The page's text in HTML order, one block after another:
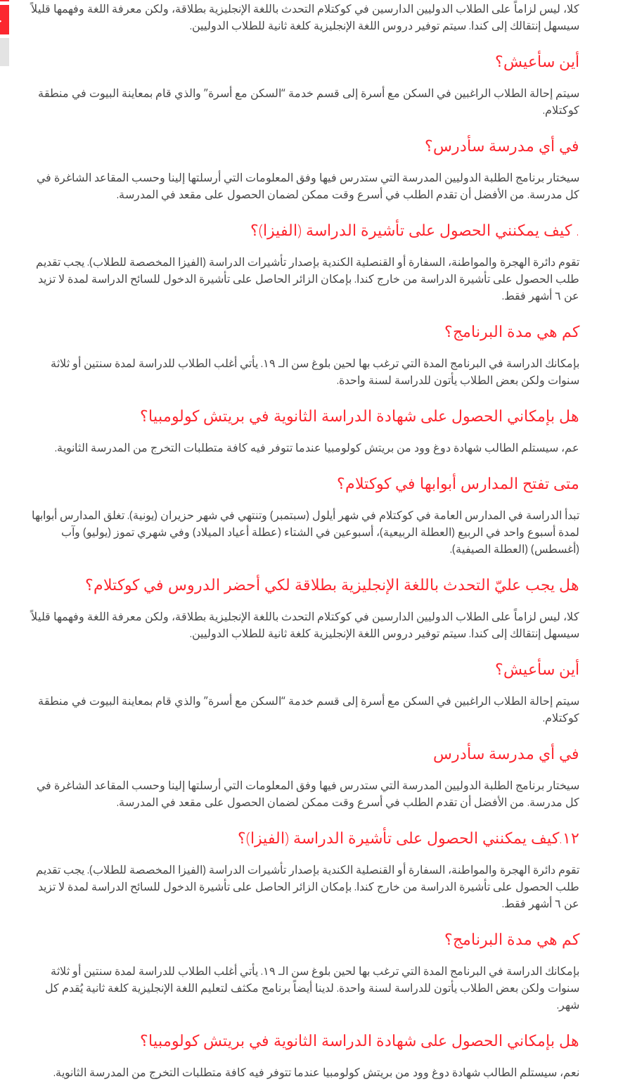
كلا، ليس لزاماً على الطلاب الدوليين الدارسين في كوكتلام التحدث باللغة الإنجليزية بطلاقة، ولكن معرفة اللغة وفهمها قليلاً
سيسهل إنتقالك إلى كندا. سيتم توفير دروس اللغة الإنجليزية كلغة ثانية للطلاب الدوليين.
أين سأعيش؟
سيتم إحالة الطلاب الراغبين في السكن مع أسرة إلى قسم خدمة “السكن مع أسرة” والذي قام بمعاينة البيوت في منطقة
كوكتلام.
في أي مدرسة سأدرس؟
سيختار برنامج الطلبة الدوليين المدرسة التي ستدرس فيها وفق المعلومات التي أرسلتها إلينا وحسب المقاعد الشاغرة في
كل مدرسة. من الأفضل أن تقدم الطلب في أسرع وقت ممكن لضمان الحصول على مقعد في المدرسة.
. كيف يمكنني الحصول على تأشيرة الدراسة (الفيزا)؟
تقوم دائرة الهجرة والمواطنة، السفارة أو القنصلية الكندية بإصدار تأشيرات الدراسة (الفيزا المخصصة للطلاب). يجب تقديم
طلب الحصول على تأشيرة الدراسة من خارج كندا. بإمكان الزائر الحاصل على تأشيرة الدخول للسائح الدراسة لمدة لا تزيد
عن ٦ أشهر فقط.
كم هي مدة البرنامج؟
بإمكانك الدراسة في البرنامج المدة التي ترغب بها لحين بلوغ سن الـ ١٩. يأتي أغلب الطلاب للدراسة لمدة سنتين أو ثلاثة
سنوات ولكن بعض الطلاب يأتون للدراسة لسنة واحدة.
هل بإمكاني الحصول على شهادة الدراسة الثانوية في بريتش كولومبيا؟
عم، سيستلم الطالب شهادة دوغ وود من بريتش كولومبيا عندما تتوفر فيه كافة متطلبات التخرج من المدرسة الثانوية.
متى تفتح المدارس أبوابها في كوكتلام؟
تبدأ الدراسة في المدارس العامة في كوكتلام في شهر أيلول (سبتمبر) وتنتهي في شهر حزيران (يونية). تغلق المدارس أبوابها
لمدة أسبوع واحد في الربيع (العطلة الربيعية)، أسبوعين في الشتاء (عطلة أعياد الميلاد) وفي شهري تموز (يوليو) وآب
(أغسطس) (العطلة الصيفية).
هل يجب عليّ التحدث باللغة الإنجليزية بطلاقة لكي أحضر الدروس في كوكتلام؟
كلا، ليس لزاماً على الطلاب الدوليين الدارسين في كوكتلام التحدث باللغة الإنجليزية بطلاقة، ولكن معرفة اللغة وفهمها قليلاً
سيسهل إنتقالك إلى كندا. سيتم توفير دروس اللغة الإنجليزية كلغة ثانية للطلاب الدوليين.
أين سأعيش؟
سيتم إحالة الطلاب الراغبين في السكن مع أسرة إلى قسم خدمة “السكن مع أسرة” والذي قام بمعاينة البيوت في منطقة
كوكتلام.
في أي مدرسة سأدرس
سيختار برنامج الطلبة الدوليين المدرسة التي ستدرس فيها وفق المعلومات التي أرسلتها إلينا وحسب المقاعد الشاغرة في
كل مدرسة. من الأفضل أن تقدم الطلب في أسرع وقت ممكن لضمان الحصول على مقعد في المدرسة.
١٢.كيف يمكنني الحصول على تأشيرة الدراسة (الفيزا)؟
تقوم دائرة الهجرة والمواطنة، السفارة أو القنصلية الكندية بإصدار تأشيرات الدراسة (الفيزا المخصصة للطلاب). يجب تقديم
طلب الحصول على تأشيرة الدراسة من خارج كندا. بإمكان الزائر الحاصل على تأشيرة الدخول للسائح الدراسة لمدة لا تزيد
عن ٦ أشهر فقط.
كم هي مدة البرنامج؟
بإمكانك الدراسة في البرنامج المدة التي ترغب بها لحين بلوغ سن الـ ١٩. يأتي أغلب الطلاب للدراسة لمدة سنتين أو ثلاثة
سنوات ولكن بعض الطلاب يأتون للدراسة لسنة واحدة. لدينا أيضاً برنامج مكثف لتعليم اللغة الإنجليزية كلغة ثانية يُقدم كل
شهر.
هل بإمكاني الحصول على شهادة الدراسة الثانوية في بريتش كولومبيا؟
نعم، سيستلم الطالب شهادة دوغ وود من بريتش كولومبيا عندما تتوفر فيه كافة متطلبات التخرج من المدرسة الثانوية.